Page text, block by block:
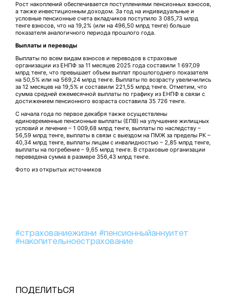
Рост накоплений обеспечивается поступлениями пенсионных взносов,
а также инвестиционным доходом. За год на индивидуальные и
условные пенсионные счета вкладчиков поступило 3 085,73 млрд
тенге взносов, что на 19,2% (или на 496,50 млрд тенге) больше
показателя аналогичного периода прошлого года.
Выплаты и переводы
Выплаты по всем видам взносов и переводов в страховые
организации из ЕНПФ за 11 месяцев 2025 года составили 1 697,09
млрд тенге, что превышает объем выплат прошлогоднего показателя
на 50,5% или на 569,24 млрд тенге. Выплаты по возрасту увеличились
за 12 месяцев на 19,5% и составили 221,55 млрд тенге. Отметим, что
сумма средней ежемесячной выплаты по графику из ЕНПФ в связи с
достижением пенсионного возраста составила 35 726 тенге.
С начала года по первое декабря также осуществлены
единовременные пенсионные выплаты (ЕПВ) на улучшение жилищных
условий и лечение – 1 009,68 млрд тенге, выплаты по наследству –
56,59 млрд тенге, выплаты в связи с выездом на ПМЖ за пределы РК –
40,34 млрд тенге, выплаты лицам с инвалидностью – 2,85 млрд тенге,
выплаты на погребение – 9,65 млрд тенге. В страховые организации
переведена сумма в размере 356,43 млрд тенге.
Фото из открытых источников
#страхованиежизни #пенсионныйаннуитет
#накопительноестрахование
ПОДЕЛИТЬСЯ